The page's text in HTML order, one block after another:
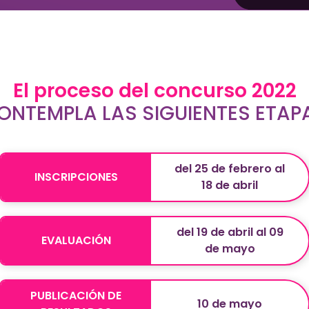
El proceso del concurso 2022
LAS SIGUIENTES
INSCRIPCIONES
del 25 de febrero al
18 de abril
EVALUACIÓN
del 19 de abril al 09
de mayo
PUBLICACIÓN DE
10 de mayo